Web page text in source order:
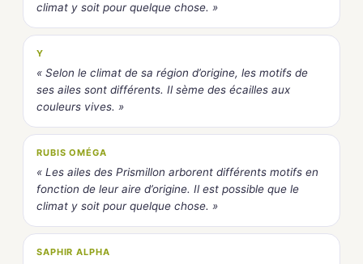
climat y soit pour quelque chose. »
Y
« Selon le climat de sa région d’origine, les motifs de
ses ailes sont différents. Il sème des écailles aux
couleurs vives. »
RUBIS OMÉGA
« Les ailes des Prismillon arborent différents motifs en
fonction de leur aire d’origine. Il est possible que le
climat y soit pour quelque chose. »
SAPHIR ALPHA